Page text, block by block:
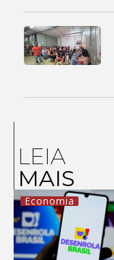
LEIA
MAIS
Economia